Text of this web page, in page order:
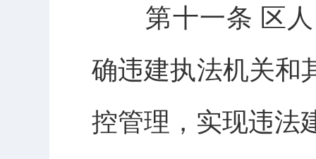
第十一条 区人
确违建执法机关和
控管理，实现违法